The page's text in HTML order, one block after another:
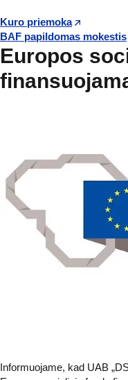
Kuro priemoka
BAF papildomas mokestis
Europos
Informuojame, kad UAB